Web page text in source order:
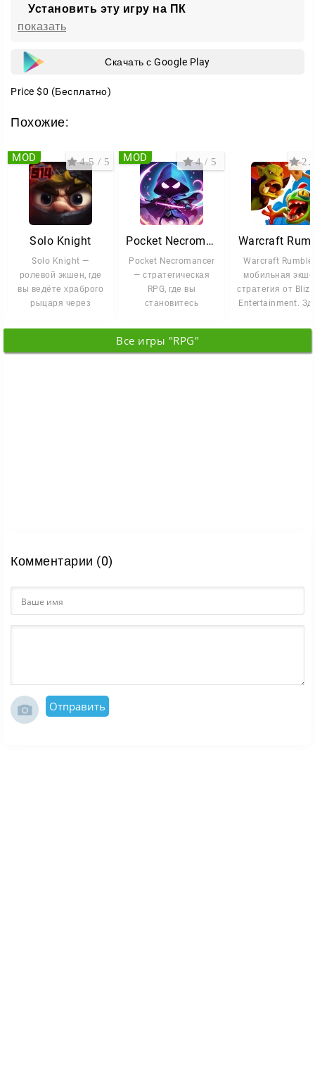
Установить эту игру на ПК
показать
Скачать с Google Play
Price $0 (Бесплатно)
Похожие:
Solo Knight
Solo Knight —
ролевой экшен, где
вы ведёте храброго
рыцаря через
подземелья. Ваша
4.5 / 5
MOD
Pocket Necromancer
Pocket Necromancer
— стратегическая
RPG, где вы
становитесь
некромантом,
поднимающим
4 / 5
MOD
Warcraft
Warcraft
мобильная
стратегия от
Entertainment.
версии
Все игры "RPG"
Комментарии (0)
Отправить